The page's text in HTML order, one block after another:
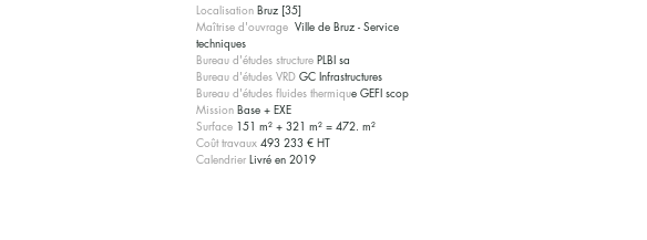
Localisation Bruz [35]
Maîtrise d'ouvrage Ville de Bruz - Service
techniques
Bureau d'études structure PLBI sa
Bureau d'études VRD GC Infrastructures
Bureau d'études fluides thermique GEFI scop
Mission Base + EXE
Surface 151 m² + 321 m² = 472. m²
Coût travaux 493 233 € HT
Calendrier Livré en 2019